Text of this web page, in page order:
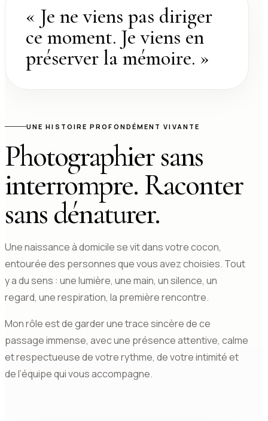
« Je ne viens pas diriger
ce moment. Je viens en
préserver la mémoire. »
UNE HISTOIRE PROFONDÉMENT VIVANTE
Photographier sans
interrompre. Raconter
sans dénaturer.
Une naissance à domicile se vit dans votre cocon,
entourée des personnes que vous avez choisies. Tout
y a du sens : une lumière, une main, un silence, un
regard, une respiration, la première rencontre.
Mon rôle est de garder une trace sincère de ce
passage immense, avec une présence attentive, calme
et respectueuse de votre rythme, de votre intimité et
de l’équipe qui vous accompagne.